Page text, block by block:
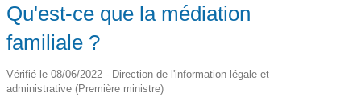
Qu'est-ce que la médiation
familiale ?
Vérifié le 08/06/2022 - Direction de l'information légale et
administrative (Première ministre)